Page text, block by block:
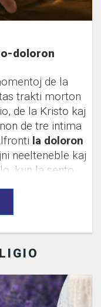
doloron
de la
trakti morton
de la Kristo kaj
de tre intima
la doloron
neelteneble kaj
kun la sento
doloron...